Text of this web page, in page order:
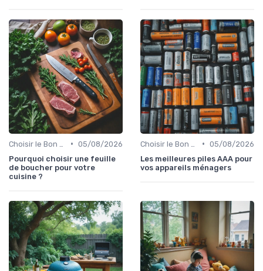
• 05/08/2026
Pourquoi choisir une feuille
de boucher pour votre
cuisine ?
• 05/08/2026
Les meilleures piles AAA pour
vos appareils ménagers